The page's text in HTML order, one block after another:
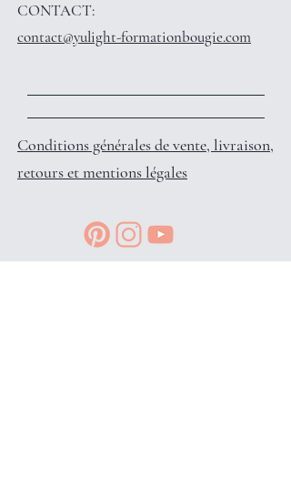
CONTACT:
contact@yulight-formationbougie.com
Conditions générales de vente, livraison,
retours et mentions légales